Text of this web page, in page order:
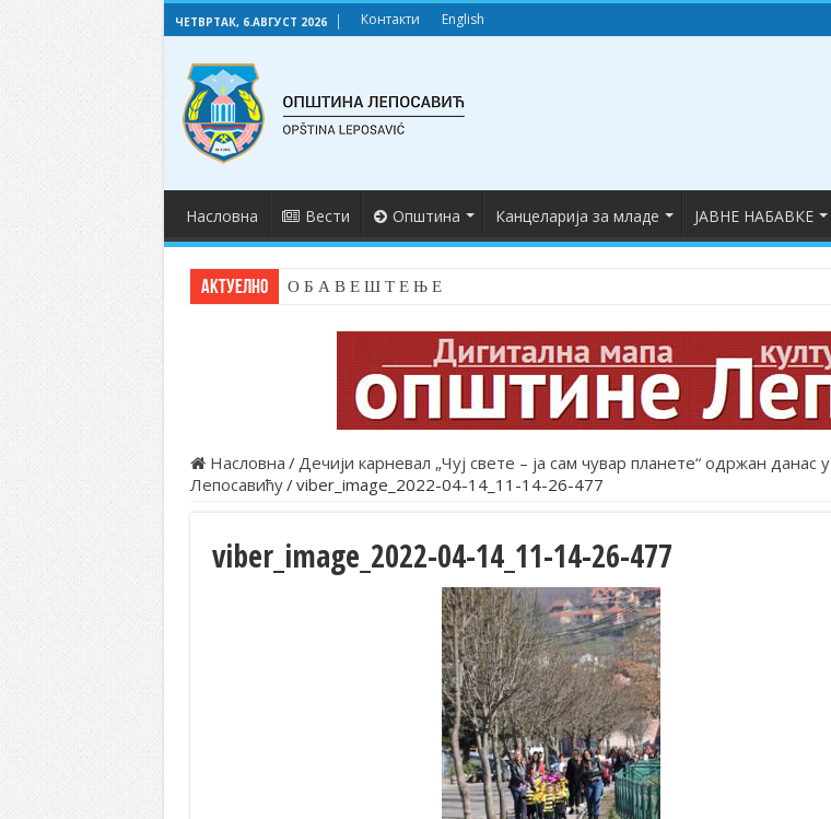
ЧЕТВРТАК, 6.АВГУСТ 2026 Контакти English
Насловна Вести Општина Канцеларија за младе ЈАВНЕ НАБАВКЕ
АКТУЕЛНО О Б А В Е Ш Т Е Њ Е
Насловна /Дечији карневал „Чуј свете – ја сам чувар планете“ одржан данас у
Лепосавићу/viber_image_2022-04-14_11-14-26-477
viber_image_2022-04-14_11-14-26-477